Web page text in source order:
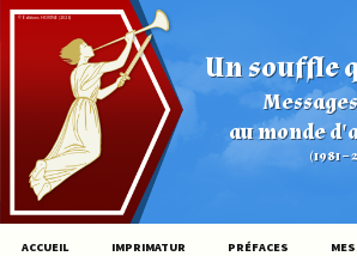
Un souffle
au monde
(1981 –
© Éditions HOVINE (2026)
ACCUEIL IMPRIMATUR PRÉFACES